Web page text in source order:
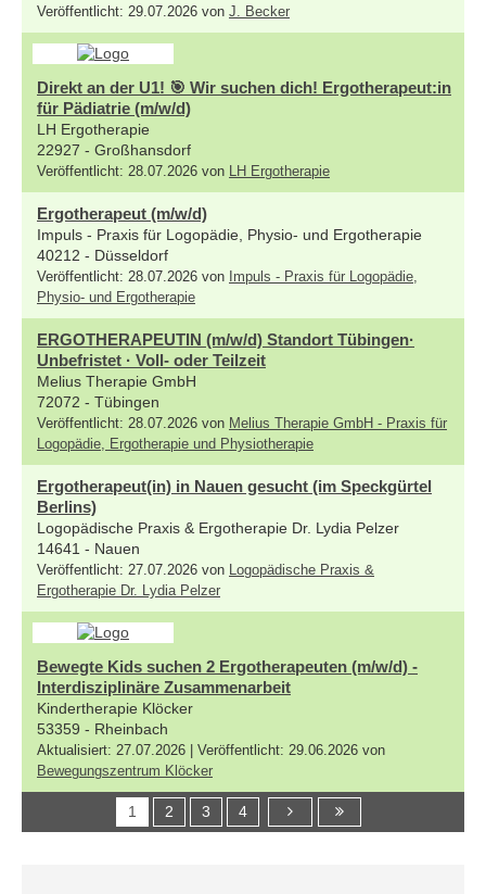
Veröffentlicht: 29.07.2026 von J. Becker
Direkt an der U1! 🎯 Wir suchen dich! Ergotherapeut:in
für Pädiatrie (m/w/d)
LH Ergotherapie
22927 - Großhansdorf
Veröffentlicht: 28.07.2026 von LH Ergotherapie
Ergotherapeut (m/w/d)
Impuls - Praxis für Logopädie, Physio- und Ergotherapie
40212 - Düsseldorf
Veröffentlicht: 28.07.2026 von Impuls - Praxis für Logopädie,
Physio- und Ergotherapie
ERGOTHERAPEUTIN (m/w/d) Standort Tübingen·
Unbefristet · Voll- oder Teilzeit
Melius Therapie GmbH
72072 - Tübingen
Veröffentlicht: 28.07.2026 von Melius Therapie GmbH - Praxis für
Logopädie, Ergotherapie und Physiotherapie
Ergotherapeut(in) in Nauen gesucht (im Speckgürtel
Berlins)
Logopädische Praxis & Ergotherapie Dr. Lydia Pelzer
14641 - Nauen
Veröffentlicht: 27.07.2026 von
Logopädische Praxis &
Ergotherapie Dr. Lydia Pelzer
Bewegte Kids suchen 2 Ergotherapeuten (m/w/d) -
Interdisziplinäre Zusammenarbeit
Kindertherapie Klöcker
53359 - Rheinbach
Aktualisiert: 27.07.2026 | Veröffentlicht: 29.06.2026 von
Bewegungszentrum Klöcker
1 2 3 4